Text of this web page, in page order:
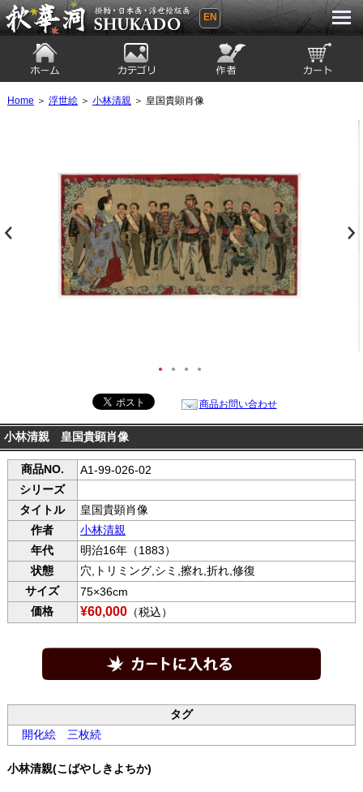
秋華洞 SHUKADO 掛軸・日本画・浮世
EN
Home ＞ 浮世絵＞ 小林清親＞ 皇国貴顕肖像
● ● ● ●
商品お問い合わせ
小林清親 皇国貴顕肖像
商品NO.
A1-99-026-02
シリーズ
タイトル
皇国貴顕肖像
作者
小林清親
年代
明治16年（1883）
状態
穴,トリミング,シミ,擦れ,折れ,修復
サイズ
75×36cm
価格
¥60,000（税込）
タグ
開化絵三枚続
小林清親(こばやしきよちか)